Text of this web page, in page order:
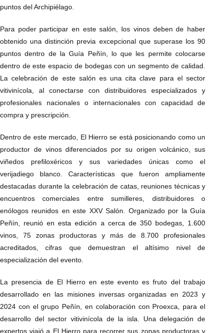
puntos del Archipiélago.
Para poder participar en este salón, los vinos deben de haber
obtenido una distinción previa excepcional que superase los 90
puntos dentro de la Guía Peñín, lo que les permite colocarse
dentro de este espacio de bodegas con un segmento de calidad.
La celebración de este salón es una cita clave para el sector
vitivinícola, al conectarse con distribuidores especializados y
profesionales nacionales o internacionales con capacidad de
compra y prescripción.
Dentro de este mercado, El Hierro se está posicionando como un
productor de vinos diferenciados por su origen volcánico, sus
viñedos prefiloxéricos y sus variedades únicas como el
verijadiego blanco. Características que fueron ampliamente
destacadas durante la celebración de catas, reuniones técnicas y
encuentros comerciales entre sumilleres, distribuidores o
enólogos reunidos en este XXV Salón. Organizado por la Guía
Peñín, reunió en esta edición a cerca de 350 bodegas, 1.600
vinos, 75 zonas productoras y más de 8.700 profesionales
acreditados, cifras que demuestran el altísimo nivel de
especialización del evento.
La presencia de El Hierro en este evento es fruto del trabajo
desarrollado en las misiones inversas organizadas en 2023 y
2024 con el grupo Peñín, en colaboración con Proexca, para el
desarrollo del sector vitivinícola de la isla. Una delegación de
expertos viajó a El Hierro para recorrer sus zonas productoras y